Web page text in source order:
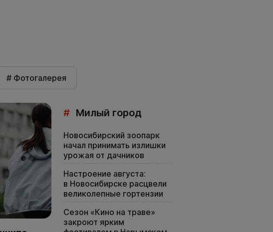
# Фотогалерея
# Милый город
Новосибирский зоопарк
начал принимать излишки
урожая от дачников
Настроение августа:
в Новосибирске расцвели
великолепные гортензии
Сезон «Кино на траве»
закроют ярким